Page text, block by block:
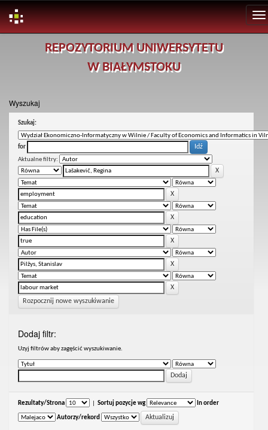
REPOZYTORIUM UNIWERSYTETU
W BIAŁYMSTOKU
Wyszukaj
Szukaj:
for
Aktualne filtry:
Rozpocznij nowe wyszukiwanie
Dodaj filtr:
Uzyj filtrów aby zagęścić wyszukiwanie.
Rezultaty/Strona Sortuj pozycje wg In order
Autorzy/rekord